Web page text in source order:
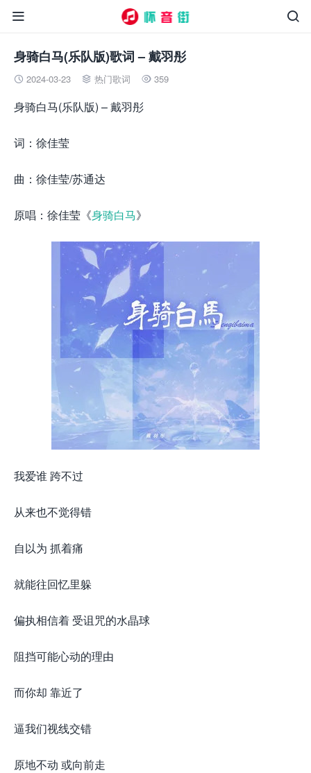


身骑白马(乐队版)歌词 – 戴羽彤
 2024-03-23  热门歌词  359
身骑白马(乐队版) – 戴羽彤
词：徐佳莹
曲：徐佳莹/苏通达
原唱：徐佳莹《身骑白马》
我爱谁 跨不过
从来也不觉得错
自以为 抓着痛
就能往回忆里躲
偏执相信着 受诅咒的水晶球
阻挡可能心动的理由
而你却 靠近了
逼我们视线交错
原地不动 或向前走